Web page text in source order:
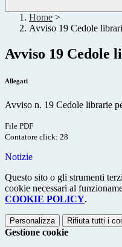
Home >
Avviso 19 Cedole
Avviso 19 Cedole
Allegati
Avviso n. 19 Cedole librarie
File PDF
Contatore click: 28
Notizie
Questo sito o gli strumenti
cookie necessari al
COOKIE POLICY.
Personalizza Rifiuta tutti i
Gestione cookie